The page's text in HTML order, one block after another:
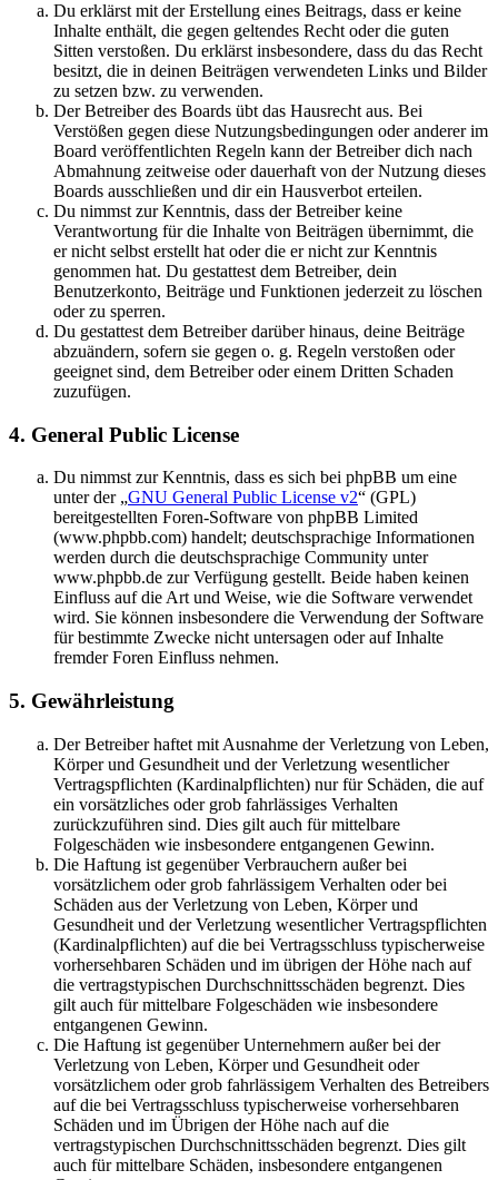
Du erklärst mit der Erstellung eines Beitrags, dass er keine
Inhalte enthält, die gegen geltendes Recht oder die guten
Sitten verstoßen. Du erklärst insbesondere, dass du das Recht
besitzt, die in deinen Beiträgen verwendeten Links und Bilder
zu setzen bzw. zu verwenden.
Der Betreiber des Boards übt das Hausrecht aus. Bei
Verstößen gegen diese Nutzungsbedingungen oder anderer im
Board veröffentlichten Regeln kann der Betreiber dich nach
Abmahnung zeitweise oder dauerhaft von der Nutzung dieses
Boards ausschließen und dir ein Hausverbot erteilen.
Du nimmst zur Kenntnis, dass der Betreiber keine
Verantwortung für die Inhalte von Beiträgen übernimmt, die
er nicht selbst erstellt hat oder die er nicht zur Kenntnis
genommen hat. Du gestattest dem Betreiber, dein
Benutzerkonto, Beiträge und Funktionen jederzeit zu löschen
oder zu sperren.
Du gestattest dem Betreiber darüber hinaus, deine Beiträge
abzuändern, sofern sie gegen o. g. Regeln verstoßen oder
geeignet sind, dem Betreiber oder einem Dritten Schaden
zuzufügen.
4. General Public License
Du nimmst zur Kenntnis, dass es sich bei phpBB um eine
unter der „GNU General Public License v2“ (GPL)
bereitgestellten Foren-Software von phpBB Limited
(www.phpbb.com) handelt; deutschsprachige Informationen
werden durch die deutschsprachige Community unter
www.phpbb.de zur Verfügung gestellt. Beide haben keinen
Einfluss auf die Art und Weise, wie die Software verwendet
wird. Sie können insbesondere die Verwendung der Software
für bestimmte Zwecke nicht untersagen oder auf Inhalte
fremder Foren Einfluss nehmen.
5. Gewährleistung
Der Betreiber haftet mit Ausnahme der Verletzung von Leben,
Körper und Gesundheit und der Verletzung wesentlicher
Vertragspflichten (Kardinalpflichten) nur für Schäden, die auf
ein vorsätzliches oder grob fahrlässiges Verhalten
zurückzuführen sind. Dies gilt auch für mittelbare
Folgeschäden wie insbesondere entgangenen Gewinn.
Die Haftung ist gegenüber Verbrauchern außer bei
vorsätzlichem oder grob fahrlässigem Verhalten oder bei
Schäden aus der Verletzung von Leben, Körper und
Gesundheit und der Verletzung wesentlicher Vertragspflichten
(Kardinalpflichten) auf die bei Vertragsschluss typischerweise
vorhersehbaren Schäden und im übrigen der Höhe nach auf
die vertragstypischen Durchschnittsschäden begrenzt. Dies
gilt auch für mittelbare Folgeschäden wie insbesondere
entgangenen Gewinn.
Die Haftung ist gegenüber Unternehmern außer bei der
Verletzung von Leben, Körper und Gesundheit oder
vorsätzlichem oder grob fahrlässigem Verhalten des Betreibers
auf die bei Vertragsschluss typischerweise vorhersehbaren
Schäden und im Übrigen der Höhe nach auf die
vertragstypischen Durchschnittsschäden begrenzt. Dies gilt
auch für mittelbare Schäden, insbesondere entgangenen